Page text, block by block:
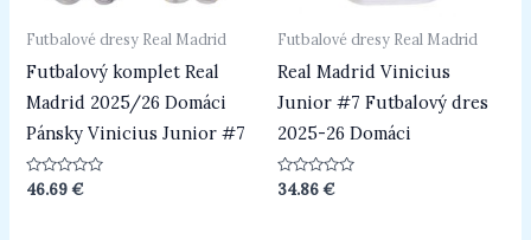
Futbalové dresy Real Madrid
Futbalový komplet Real
Madrid 2025/26 Domáci
Pánsky Vinicius Junior #7
Hodnotenie
0
46.69€
Futbalové dresy Real Madrid
Real Madrid Vinicius
Junior #7 Futbalový dres
2025-26 Domáci
Hodnotenie
0
34.86€